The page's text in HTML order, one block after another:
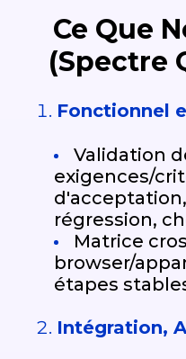
Ce Que
(Spectre
Fonctionnel
Validation
exigences/
régression,
Matrice
browser/
étapes
Intégration,